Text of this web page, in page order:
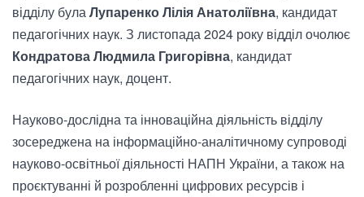
відділу булаЛупаренко Лілія Анатоліївна, кандидат
педагогічних наук. З листопада 2024 року відділ очолює
Кондратова Людмила Григорівна, кандидат
педагогічних наук, доцент.
Науково-дослідна та інноваційна діяльність відділу
зосереджена на інформаційно-аналітичному супроводі
науково-освітньої діяльності НАПН України, а також на
проєктуванні й розробленні цифрових ресурсів і